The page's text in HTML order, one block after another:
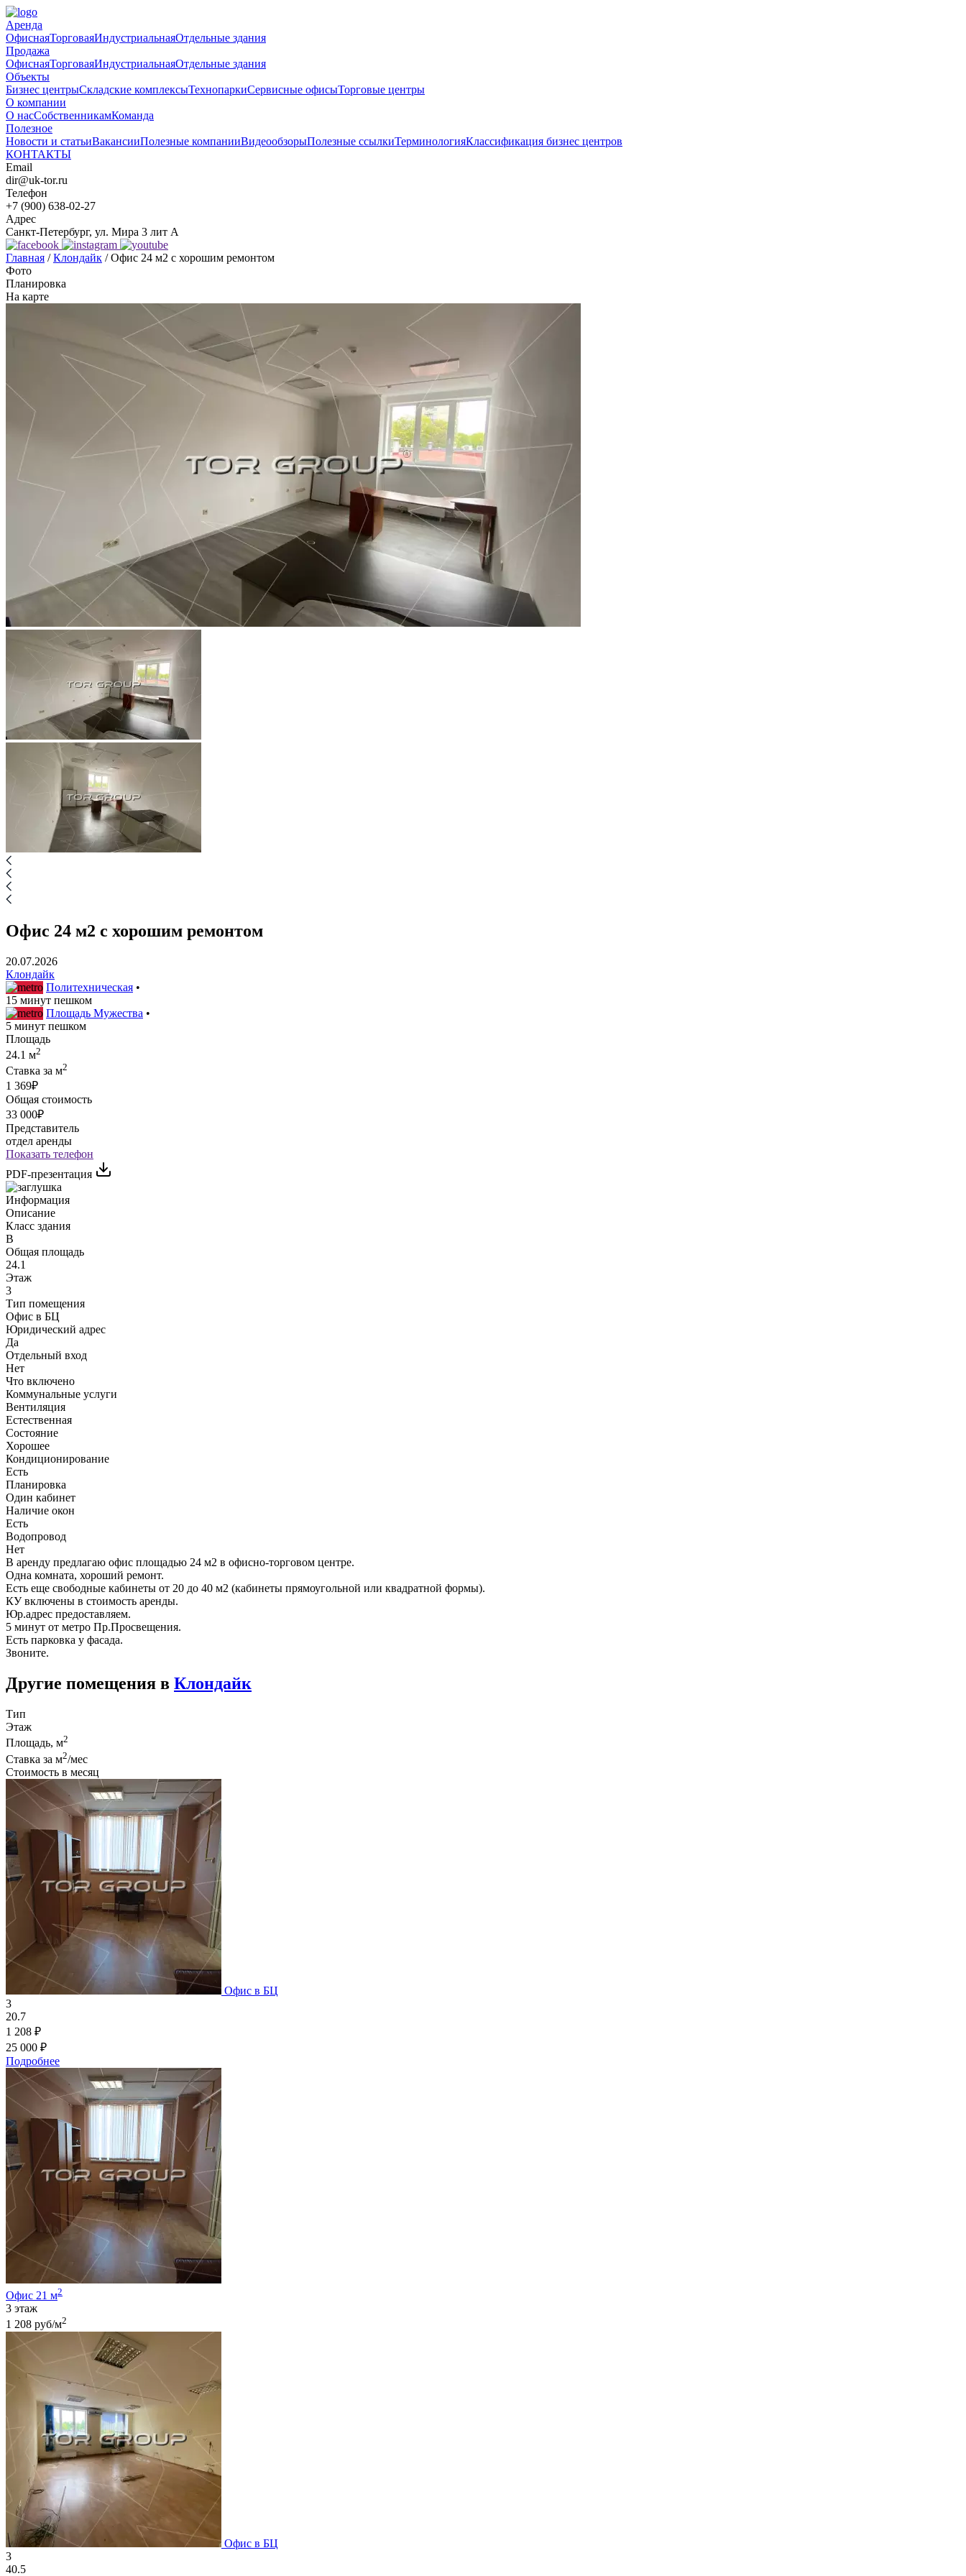
Аренда
ОфиснаяТорговаяИндустриальнаяОтдельные здания
Продажа
ОфиснаяТорговаяИндустриальнаяОтдельные здания
Объекты
Бизнес центрыСкладские комплексыТехнопаркиСервисные офисыТорговые центры
О компании
О насСобственникамКоманда
Полезное
Новости и статьиВакансииПолезные компанииВидеообзорыПолезные ссылкиТерминологияКлассификация бизнес центров
КОНТАКТЫ
Email
dir@uk-tor.ru
Телефон
+7 (900) 638-02-27
Адрес
Санкт-Петербург, ул. Мира 3 лит А
Главная /Клондайк /Офис 24 м2 с хорошим ремонтом
Фото
Планировка
На карте
Офис 24 м2 с хорошим ремонтом
20.07.2026
Клондайк
Политехническая •
15 минут пешком
Площадь Мужества •
5 минут пешком
Площадь
24.1 м2
Ставка за м2
1 369₽
Общая стоимость
33 000₽
Представитель
отдел аренды
Показать телефон
PDF-презентация
Информация
Описание
Класс здания
B
Общая площадь
24.1
Этаж
3
Тип помещения
Офис в БЦ
Юридический адрес
Да
Отдельный вход
Нет
Что включено
Коммунальные услуги
Вентиляция
Естественная
Состояние
Хорошее
Кондиционирование
Есть
Планировка
Один кабинет
Наличие окон
Есть
Водопровод
Нет
В аренду предлагаю офис площадью 24 м2 в офисно-торговом центре.
Одна комната, хороший ремонт.
Есть еще свободные кабинеты от 20 до 40 м2 (кабинеты прямоугольной или квадратной формы).
КУ включены в стоимость аренды.
Юр.адрес предоставляем.
5 минут от метро Пр.Просвещения.
Есть парковка у фасада.
Звоните.
Другие помещения в Клондайк
Тип
Этаж
Площадь, м2
Ставка за м2/мес
Стоимость в месяц
Офис в БЦ
3
20.7
1 208 ₽
25 000 ₽
Подробнее
Офис 21 м2
3 этаж
1 208 руб/м2
Офис в БЦ
3
40.5